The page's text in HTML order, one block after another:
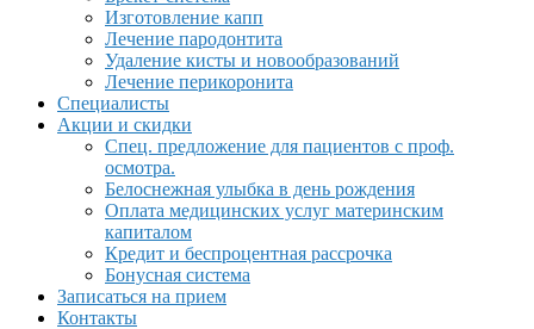
Изготовление капп
Лечение пародонтита
Удаление кисты и новообразований
Лечение перикоронита
Специалисты
Акции и скидки
Спец. предложение для пациентов с проф.
осмотра.
Белоснежная улыбка в день рождения
Оплата медицинских услуг материнским
капиталом
Кредит и беспроцентная рассрочка
Бонусная система
Записаться на прием
Контакты